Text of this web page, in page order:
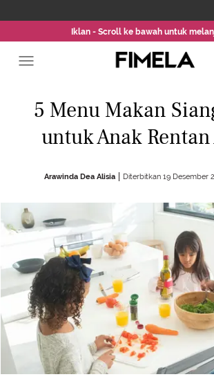
Iklan - Scroll ke bawah untuk
5 Menu Makan
untuk Anak
Arawinda Dea Alisia Diterbitkan 19 Desember